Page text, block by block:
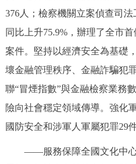
376人；檢察機關立案偵查司法
同比上升75.9%，辦理了全市
案件。堅持以經濟安全為基礎
壞金融管理秩序、金融詐騙犯
聯“冒煙指數”與金融檢察業務
險向社會穩定領域傳導。強化
國防安全和涉軍人軍屬犯罪29件
——服務保障全國文化中心